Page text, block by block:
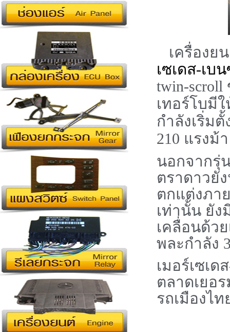
เครื่องย
เซเดส-เบ
twin-scroll
เทอร์โบมี
กำลังเริ่ม
210 แรงม้
นอกจากรุ่
ตราดาวยั
ตกแต่งภา
เท่านั้น ยั
เคลื่อนด้ว
พละกำลัง
เมอร์เซเ
ตลาดเยอ
รถเมืองไ